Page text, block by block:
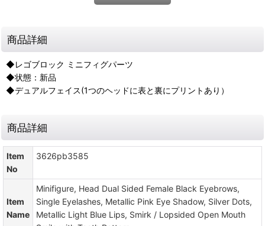
商品詳細
◆レゴブロック ミニフィグパーツ
◆状態：新品
◆デュアルフェイス(1つのヘッドに表と裏にプリントあり）
商品詳細
Item
No
3626pb3585
Item
Name
Minifigure, Head Dual Sided Female Black Eyebrows,
Single Eyelashes, Metallic Pink Eye Shadow, Silver Dots,
Metallic Light Blue Lips, Smirk / Lopsided Open Mouth